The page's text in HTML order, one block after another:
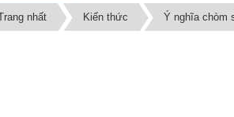
nhất Kiến thức Ý nghĩa chòm